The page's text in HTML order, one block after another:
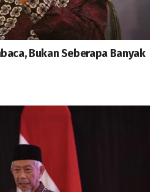
Bukan Seberapa Banyak